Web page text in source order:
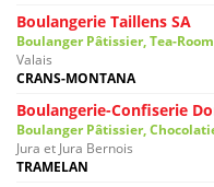
Boulangerie Taillens SA
Boulanger Pâtissier, Tea-Room
Valais
CRANS-MONTANA
Boulangerie-Confiserie
Boulanger Pâtissier,
Jura et Jura Bernois
TRAMELAN